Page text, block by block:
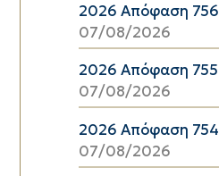
2026 Απόφαση 756
07/08/2026
2026 Απόφαση 755
07/08/2026
2026 Απόφαση 754
07/08/2026